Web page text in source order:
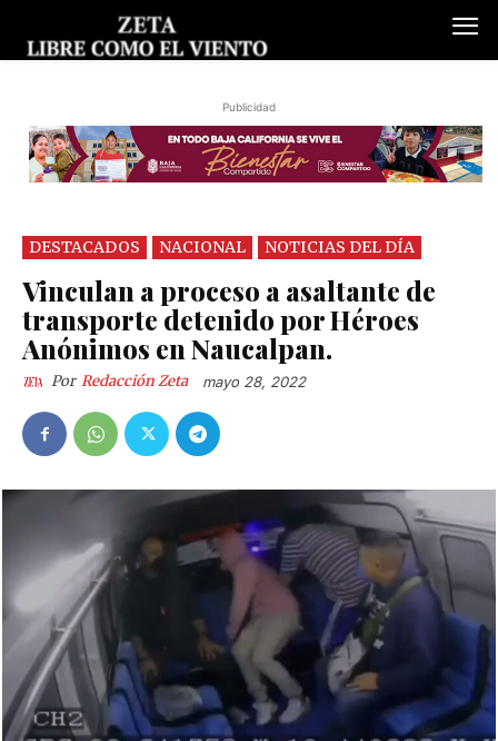
Publicidad
DESTACADOS NACIONAL NOTICIAS DEL DÍA
Vinculan a proceso a asaltante de
transporte detenido por Héroes
Anónimos en Naucalpan.
Por Redacción Zeta mayo 28, 2022